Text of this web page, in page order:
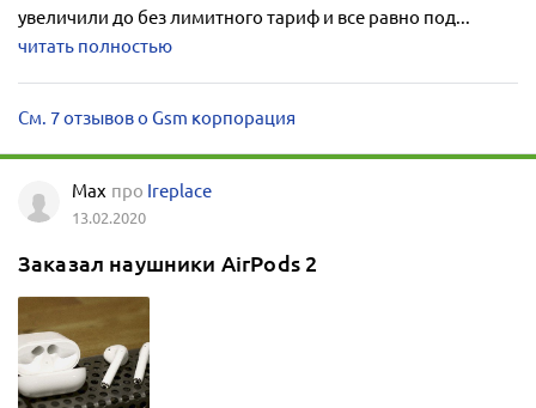
увеличили до без лимитного тариф и все равно под...
читать полностью
См. 7 отзывов о Gsm корпорация
Max про Ireplace
13.02.2020
Заказал наушники AirPods 2